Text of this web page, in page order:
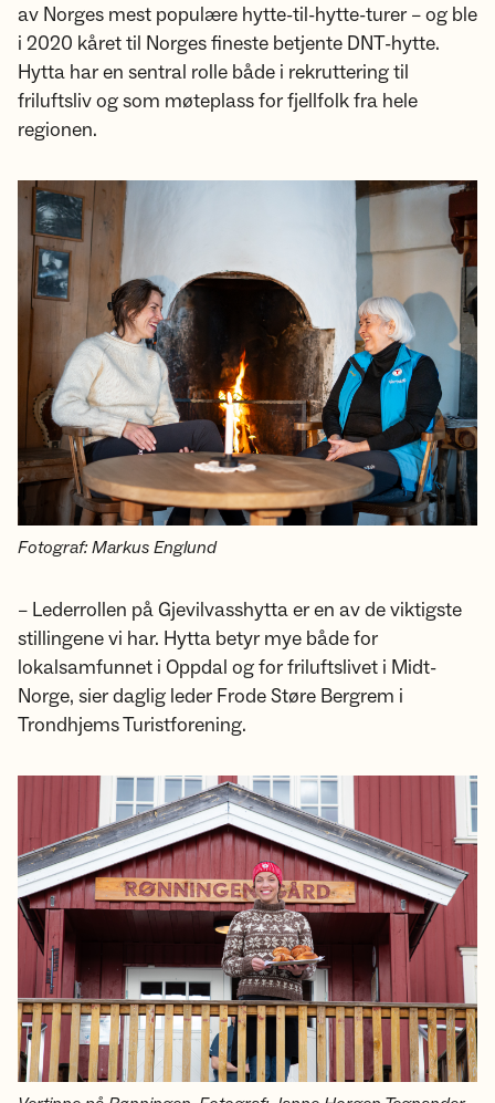
av Norges mest populære hytte-til-hytte-turer – og ble
i 2020 kåret til Norges fineste betjente DNT-hytte.
Hytta har en sentral rolle både i rekruttering til
friluftsliv og som møteplass for fjellfolk fra hele
regionen.
Fotograf: Markus Englund
– Lederrollen på Gjevilvasshytta er en av de viktigste
stillingene vi har. Hytta betyr mye både for
lokalsamfunnet i Oppdal og for friluftslivet i Midt-
Norge, sier daglig leder Frode Støre Bergrem i
Trondhjems Turistforening.